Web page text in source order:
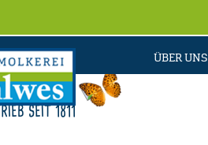
ÜBER UNS
SEIT 1811